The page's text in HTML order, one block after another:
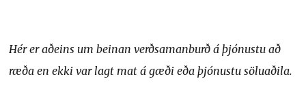
Hér er aðeins um beinan verðsamanburð á þjónustu að
ræða en ekki var lagt mat á gæði eða þjónustu söluaðila.